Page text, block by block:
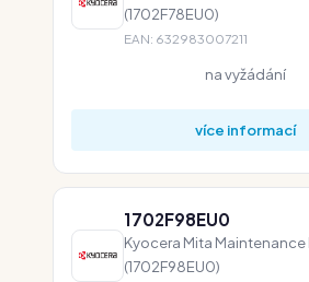
(1702F78EU0)
EAN: 632983007211
na vyžádání
více informací
1702F98EU0
Kyocera Mita Maintenance
(1702F98EU0)